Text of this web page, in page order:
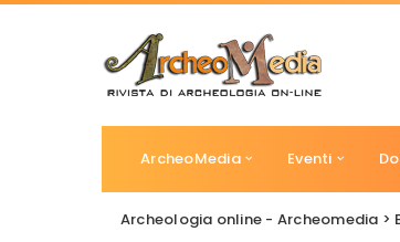
ArcheoMedia Eventi
Archeologia online - Archeomedia >